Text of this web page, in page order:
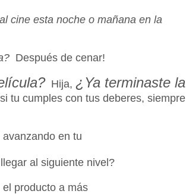
cine esta noche o mañana en la
Después de cenar!
Hija, ¿Ya terminaste la
tu cumples con tus deberes, siempre
en tu
al siguiente nivel?
producto a más